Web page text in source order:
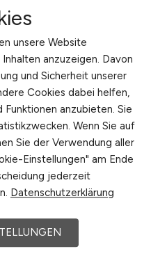
(m/w/d)
KG
unsere Website
anzuzeigen. Davon
und Sicherheit unserer
Cookies dabei helfen,
anzubieten. Sie
Wenn Sie auf
Sie der Verwendung aller
Einstellungen" am Ende
jederzeit
Datenschutzerklärung